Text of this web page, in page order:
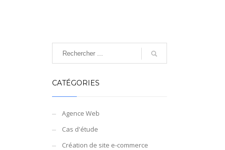
CATÉGORIES
Agence Web
Cas d'étude
Création de site e-commerce